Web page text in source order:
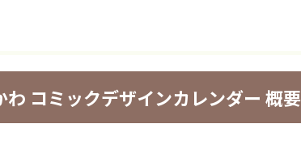
コミックデザインカレンダー 概要